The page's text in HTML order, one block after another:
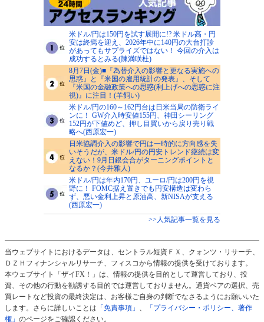
米ドル/円は150円を試す展開に!? 米ドル高・円
安は終焉を迎え、2026年中に140円の大台打診
があってもサプライズではない！ 今回の介入は
成功するとみる(陳満咲杜)
8月7日(金)■『為替介入の影響と更なる実施への
思惑』と『米国の雇用統計の発表』、そして
『米国の金融政策への思惑(利上げへの思惑に注
視)』に注目！(羊飼い)
米ドル/円の160～162円台は日米当局の防衛ライ
ンに！ GW介入時安値155円、神田シーリング
152円が下値めど、押し目買いから戻り売り戦
略へ(西原宏一)
日米協調介入の影響で円は一時的に方向感を失
いそうだが、米ドル/円の円安トレンド継続は変
えない！9月日銀会合がターニングポイントと
なるか？(今井雅人)
米ドル/円は年内170円、ユーロ/円は200円を視
野に！ FOMC据え置きでも円安構造は変わら
ず、悪い金利上昇と原油高、新NISAが支える
(西原宏一)
>>人気記事一覧を見る
当ウェブサイトにおけるデータは、セントラル短資ＦＸ、クォンツ・リサーチ、
ＤＺＨフィナンシャルリサーチ、フィスコから情報の提供を受けております。
本ウェブサイト「ザイFX！」は、情報の提供を目的として運営しており、投
資、その他の行動を勧誘する目的では運営しておりません。通貨ペアの選択、売
買レートなど投資の最終決定は、お客様ご自身の判断でなさるようにお願いいた
します。さらに詳しいことは 「免責事項」
「プライバシー・ポリシー、著作
権」 のページをご確認ください。